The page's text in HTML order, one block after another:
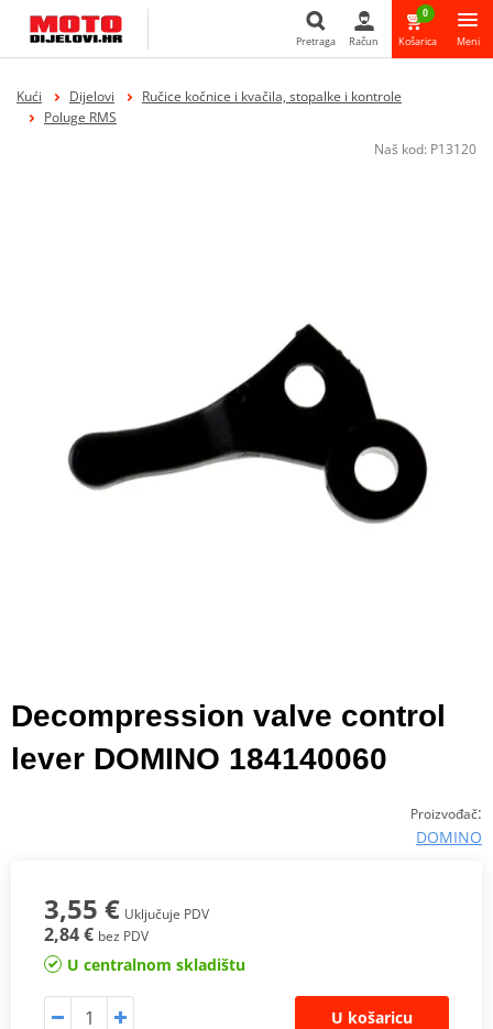
Pretraga
Pretraga Račun
0
Košarica Meni
Kući Dijelovi
Ručice kočnice i kvačila, stopalke i kontrole
Poluge RMS
Naš kod: P13120
Decompression valve control
lever DOMINO 184140060
Proizvođač:
DOMINO
3,55 € Uključuje PDV
2,84 € bez PDV
U centralnom skladištu
U košaricu